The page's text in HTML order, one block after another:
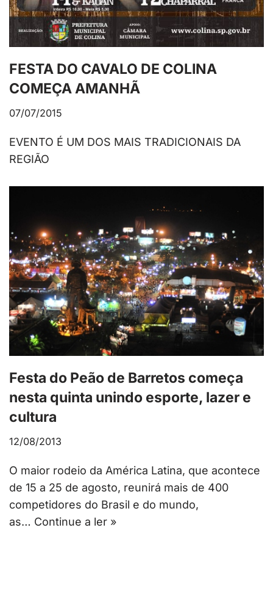
FESTA DO CAVALO DE COLINA
COMEÇA AMANHÃ
07/07/2015
EVENTO É UM DOS MAIS TRADICIONAIS DA
REGIÃO
Festa do Peão de Barretos começa
nesta quinta unindo esporte, lazer e
cultura
12/08/2013
O maior rodeio da América Latina, que acontece
de 15 a 25 de agosto, reunirá mais de 400
competidores do Brasil e do mundo,
as… Continue a ler »